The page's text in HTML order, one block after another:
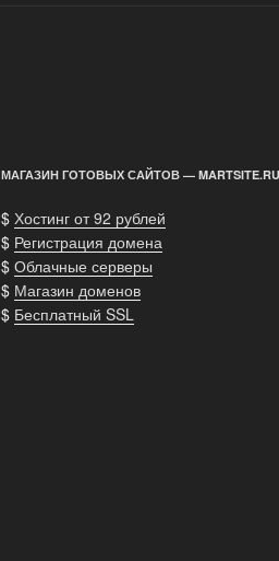
МАГАЗИН ГОТОВЫХ САЙТОВ — MARTSITE.RU
$ Хостинг от 92 рублей
$ Регистрация домена
$ Облачные серверы
$ Магазин доменов
$ Бесплатный SSL